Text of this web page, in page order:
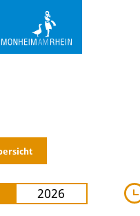
TURMSTRASSE
2026